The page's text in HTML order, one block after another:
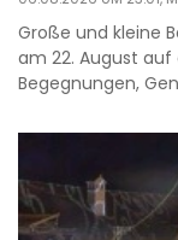
Große und kleine
am 22. August
Begegnungen,